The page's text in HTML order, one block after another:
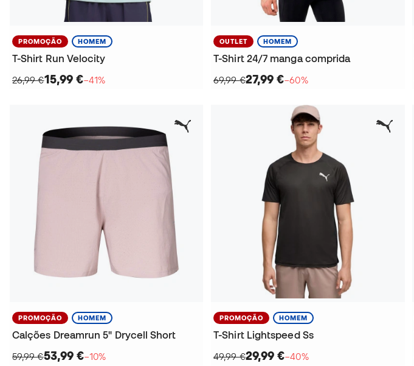
PROMOÇÃO HOMEM
T-Shirt Run Velocity
26,99 €15,99 €−41%
OUTLET HOMEM
T-Shirt 24/7 manga comprida
69,99 €27,99 €−60%
PROMOÇÃO HOMEM
Calções Dreamrun 5" Drycell Short
59,99 €53,99 €−10%
PROMOÇÃO HOMEM
T-Shirt Lightspeed Ss
49,99 €29,99 €−40%